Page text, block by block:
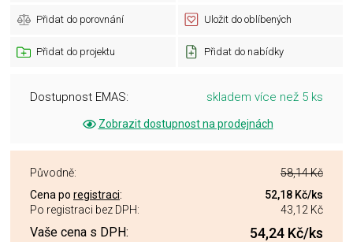
Přidat do porovnání Uložit do oblíbených
Přidat do projektu Přidat do nabídky
Dostupnost EMAS: skladem více než 5 ks
Zobrazit dostupnost na prodejnách
Původně:
58,14 Kč
Cena po registraci: 52,18 Kč/ks
Po registraci bez DPH:
43,12 Kč
Vaše cena s DPH: 54,24 Kč/ks